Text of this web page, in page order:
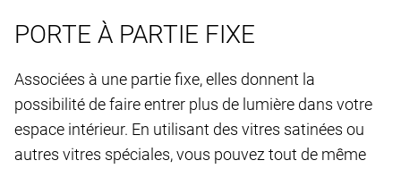
PORTE À PARTIE FIXE
Associées à une partie fixe, elles donnent la
possibilité de faire entrer plus de lumière dans votre
espace intérieur. En utilisant des vitres satinées ou
autres vitres spéciales, vous pouvez tout de même